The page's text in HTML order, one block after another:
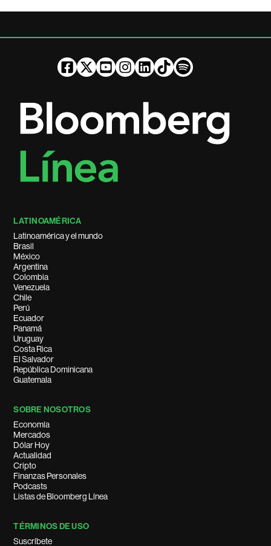
LATINOAMÉRICA
Latinoamérica y el mundo
Brasil
México
Argentina
Colombia
Venezuela
Chile
Perú
Ecuador
Panamá
Uruguay
Costa Rica
El Salvador
República Dominicana
Guatemala
SOBRE NOSOTROS
Economía
Mercados
Dólar Hoy
Actualidad
Cripto
Finanzas Personales
Podcasts
Listas de Bloomberg Línea
TÉRMINOS DE USO
Suscríbete